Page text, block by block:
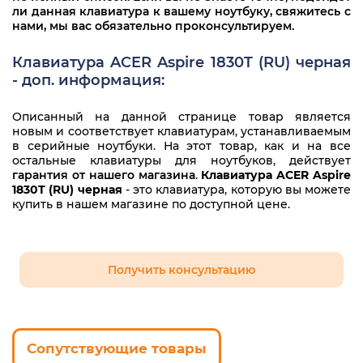
NSK-AQK0R
V108246AS1
ли данная клавиатура к вашему ноутбуку, свяжитесь с
нами, мы вас обязательно проконсультируем.
Клавиатура ACER Aspire 1830T (RU) черная
- доп. информация:
Описанный на данной странице товар является
новым и соответствует клавиатурам, устанавливаемым
в серийные ноутбуки. На этот товар, как и на все
остальные клавиатуры для ноутбуков, действует
гарантия от нашего магазина. Клавиатура ACER Aspire
1830T (RU) черная - это клавиатура, которую вы можете
купить в нашем магазине по доступной цене.
Получить консультацию
Сопутствующие товары